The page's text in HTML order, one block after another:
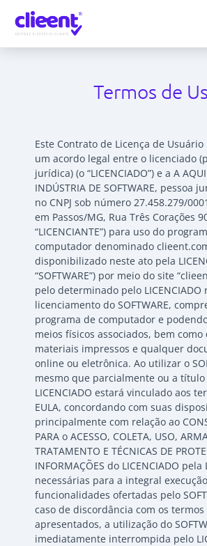
Termos de
Este Contrato de Licença de Usuário
um acordo legal entre o licenciado
jurídica) (o “LICENCIADO”) e a A
INDÚSTRIA DE SOFTWARE, pessoa
no CNPJ sob número 27.458.279/
em Passos/MG, Rua Três Corações
“LICENCIANTE”) para uso do
computador denominado
disponibilizado neste ato pela
“SOFTWARE”) por meio do site
pelo determinado pelo LICENCIADO
licenciamento do SOFTWARE,
programa de computador e
meios físicos associados, bem
materiais impressos e qualquer
online ou eletrônica. Ao utilizar o
mesmo que parcialmente ou a
LICENCIADO estará vinculado aos
EULA, concordando com suas
principalmente com relação ao
PARA o ACESSO, COLETA, USO,
TRATAMENTO E TÉCNICAS DE
INFORMAÇÕES do LICENCIADO pela
necessárias para a integral
funcionalidades ofertadas pelo
caso de discordância com os
apresentados, a utilização do
imediatamente interrompida pelo